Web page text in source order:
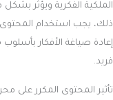
الملكية الفكرية ويؤثر
ذلك، يجب استخدام
إعادة صياغة الأفكار
فريد.
تأثير المحتوى المكرر على